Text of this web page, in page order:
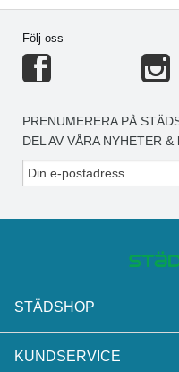
Följ oss
PRENUMERERA PÅ
DEL AV VÅRA NYHETER &
STÄDSHOP
KUNDSERVICE